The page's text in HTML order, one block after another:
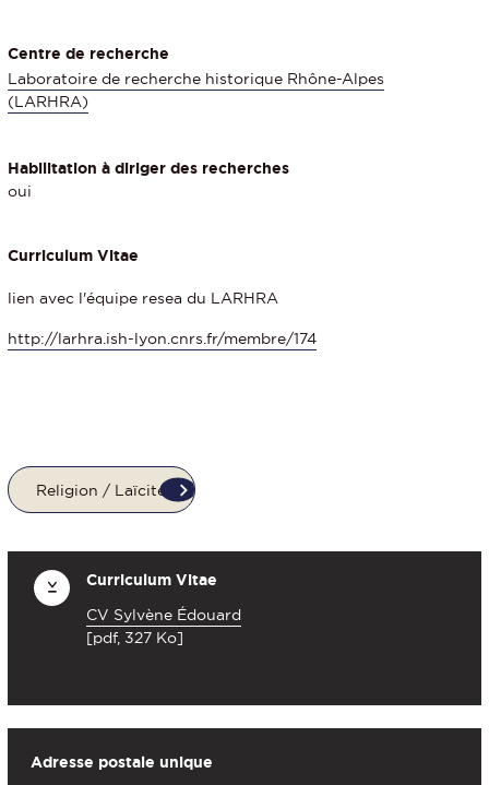
Centre de recherche
Laboratoire de recherche historique Rhône-Alpes
(LARHRA)
Habilitation à diriger des recherches
oui
Curriculum Vitae
lien avec l'équipe resea du LARHRA
http://larhra.ish-lyon.cnrs.fr/membre/174
Religion / Laïcité
Curriculum Vitae
CV Sylvène Édouard
[pdf, 327 Ko]
Adresse postale unique